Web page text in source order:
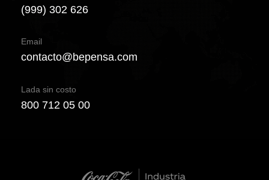
(999) 302 626
Email
contacto@bepensa.com
Lada sin costo
800 712 05 00